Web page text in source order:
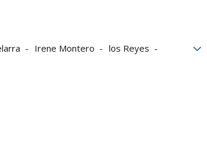
Irene Montero
los Reyes